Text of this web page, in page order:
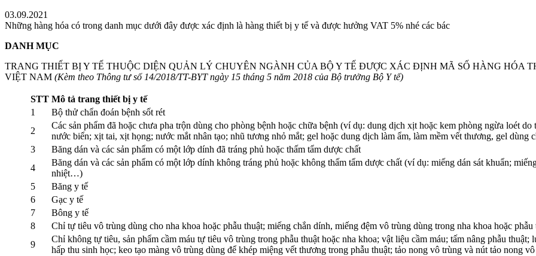
03.09.2021
Những hàng hóa có trong danh mục dưới đây được xác định là hàng thiết bị y tế và được hưởng VAT 5% nhé các bác
DANH MỤC
TRANG THIẾT BỊ Y TẾ THUỘC DIỆN QUẢN LÝ CHUYÊN NGÀNH CỦA BỘ Y TẾ ĐƯỢC XÁC ĐỊNH MÃ SỐ HÀNG HÓA
VIỆT NAM (Kèm theo Thông tư số 14/2018/TT-BYT ngày 15 tháng 5 năm 2018 của Bộ trưởng Bộ Y tế)
STT Mô tả trang thiết bị y tế
1
Bộ thử chẩn đoán bệnh sốt rét
2
Các sản phẩm đã hoặc chưa pha trộn dùng cho phòng bệnh hoặc chữa bệnh (ví dụ: dung dịch xịt hoặc kem phòng ngừa loét
nước biển; xịt tai, xịt họng; nước mắt nhân tạo; nhũ tương nhỏ mắt; gel hoặc dung dịch làm ẩm, làm mềm vết thương, gel
3
Băng dán và các sản phẩm có một lớp dính đã tráng phủ hoặc thấm tẩm dược chất
4
Băng dán và các sản phẩm có một lớp dính không tráng phủ hoặc không thấm tẩm dược chất (ví dụ: miếng dán sát khuẩn;
nhiệt…)
5
Băng y tế
6
Gạc y tế
7
Bông y tế
8
Chỉ tự tiêu vô trùng dùng cho nha khoa hoặc phẫu thuật; miếng chắn dính, miếng đệm vô trùng dùng trong nha khoa hoặc
9
Chỉ không tự tiêu, sản phẩm cầm máu tự tiêu vô trùng trong phẫu thuật hoặc nha khoa; vật liệu cầm máu; tấm nâng phẫu
hấp thu sinh học; keo tạo màng vô trùng dùng để khép miệng vết thương trong phẫu thuật; tảo nong vô trùng và nút tảo nong